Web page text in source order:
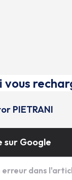
vous
PIETRANI
sur Google
erreur dans